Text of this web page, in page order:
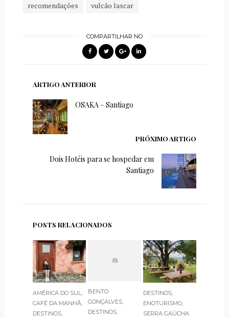
recomendações
vulcão lascar
COMPARTILHAR NO
ARTIGO ANTERIOR
OSAKA – Santiago
PRÓXIMO ARTIGO
Dois Hotéis para se hospedar em
Santiago
POSTS RELACIONADOS
AMÉRICA DO SUL,
CAFÉ DA MANHÃ,
DESTINOS,
BENTO
GONÇALVES,
DESTINOS,
DESTINOS,
ENOTURISMO,
SERRA GAÚCHA